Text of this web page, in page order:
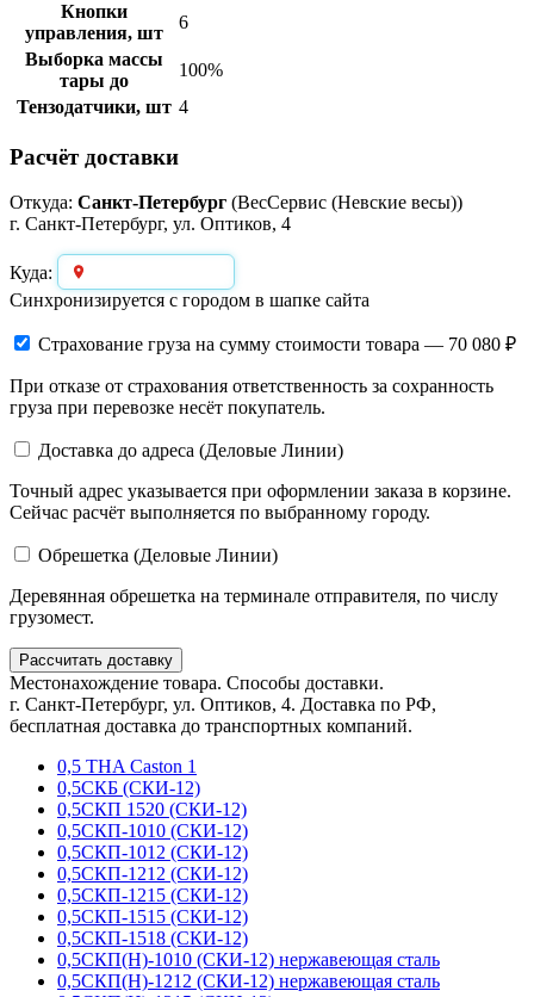
Кнопки
управления, шт
6
Выборка массы
тары до
100%
Тензодатчики, шт 4
Расчёт доставки
Откуда: Санкт-Петербург (ВесСервис (Невские весы))
г. Санкт-Петербург, ул. Оптиков, 4
Куда:
Синхронизируется с городом в шапке сайта
Страхование груза на сумму стоимости товара — 70 080 ₽
При отказе от страхования ответственность за сохранность
груза при перевозке несёт покупатель.
Доставка до адреса (Деловые Линии)
Точный адрес указывается при оформлении заказа в корзине.
Сейчас расчёт выполняется по выбранному городу.
Обрешетка (Деловые Линии)
Деревянная обрешетка на терминале отправителя, по числу
грузомест.
Рассчитать доставку
Местонахождение товара. Способы доставки.
г. Санкт-Петербург, ул. Оптиков, 4. Доставка по РФ,
бесплатная доставка до транспортных компаний.
0,5 THA Caston 1
0,5СКБ (СКИ-12)
0,5СКП 1520 (СКИ-12)
0,5СКП-1010 (СКИ-12)
0,5СКП-1012 (СКИ-12)
0,5СКП-1212 (СКИ-12)
0,5СКП-1215 (СКИ-12)
0,5СКП-1515 (СКИ-12)
0,5СКП-1518 (СКИ-12)
0,5СКП(Н)-1010 (СКИ-12) нержавеющая сталь
0,5СКП(Н)-1212 (СКИ-12) нержавеющая сталь